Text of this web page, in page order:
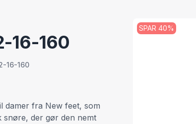
16-160
16-160
damer fra New feet, som
snøre, der gør den nemt
SPAR 40%